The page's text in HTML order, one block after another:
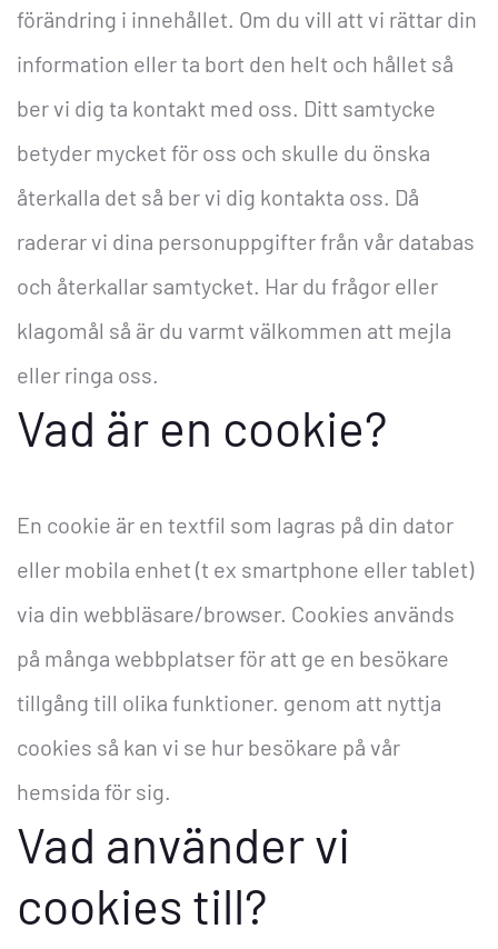
förändring i innehållet. Om du vill att vi rättar din
information eller ta bort den helt och hållet så
ber vi dig ta kontakt med oss. Ditt samtycke
betyder mycket för oss och skulle du önska
återkalla det så ber vi dig kontakta oss. Då
raderar vi dina personuppgifter från vår databas
och återkallar samtycket. Har du frågor eller
klagomål så är du varmt välkommen att mejla
eller ringa oss.
Vad är en cookie?
En cookie är en textfil som lagras på din dator
eller mobila enhet (t ex smartphone eller tablet)
via din webbläsare/browser. Cookies används
på många webbplatser för att ge en besökare
tillgång till olika funktioner. genom att nyttja
cookies så kan vi se hur besökare på vår
hemsida för sig.
Vad använder vi
cookies till?